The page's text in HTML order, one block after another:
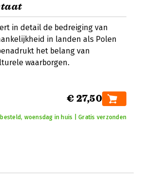
in detail de bedreiging van
in landen als Polen
het belang van
waarborgen.
€ 27,50
besteld, woensdag in huis | Gratis verzonden